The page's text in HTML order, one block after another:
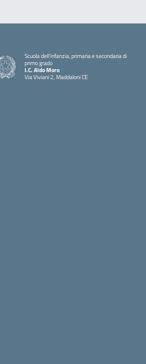
Scuola dell’infanzia, primaria e secondaria di
primo grado
I.C. Aldo Moro
Via Viviani 2, Maddaloni CE